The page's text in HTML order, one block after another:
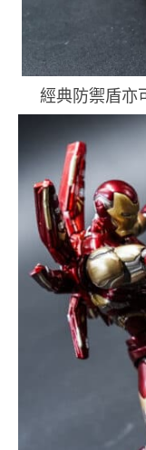
經典防禦盾亦